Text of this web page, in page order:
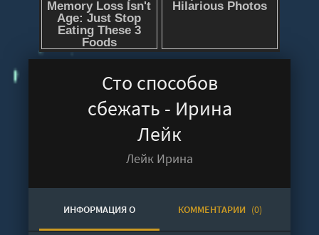
Сто способов
сбежать - Ирина
Лейк
Лейк Ирина
ИНФОРМАЦИЯ О КОММЕНТАРИИ (0)